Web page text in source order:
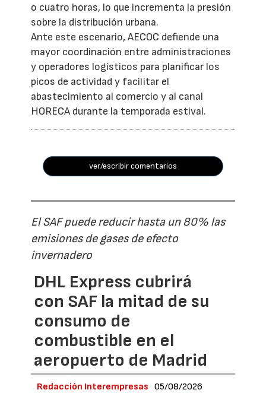
o cuatro horas, lo que incrementa la presión
sobre la distribución urbana.
Ante este escenario, AECOC defiende una
mayor coordinación entre administraciones
y operadores logísticos para planificar los
picos de actividad y facilitar el
abastecimiento al comercio y al canal
HORECA durante la temporada estival.
ver/escribir comentarios
El SAF puede reducir hasta un 80% las
emisiones de gases de efecto
invernadero
DHL Express cubrirá
con SAF la mitad de su
consumo de
combustible en el
aeropuerto de Madrid
Redacción Interempresas 05/08/2026